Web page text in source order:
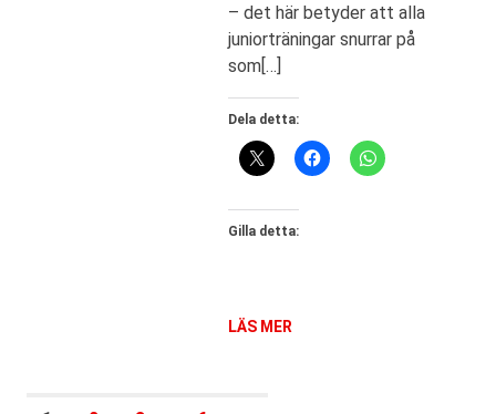
– det här betyder att alla
juniorträningar snurrar på
som[…]
Dela detta:
Gilla detta:
LÄS MER